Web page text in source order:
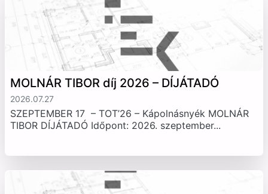
MOLNÁR TIBOR díj 2026 – DÍJÁTADÓ
2026.07.27
SZEPTEMBER 17 – TOT’26 – Kápolnásnyék MOLNÁR
TIBOR DÍJÁTADÓ Időpont: 2026. szeptember...